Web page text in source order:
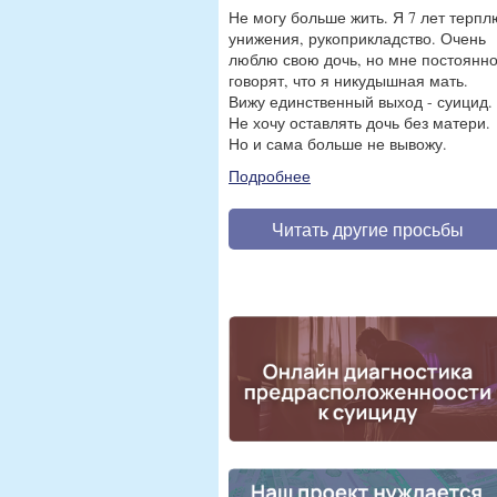
Не могу больше жить. Я 7 лет
унижения, рукоприкладство. Очень
люблю свою дочь, но мне постоянно
говорят, что я никудышная мать.
Вижу единственный выход - суицид.
Не хочу оставлять дочь без матери.
Но и сама больше не вывожу.
Подробнее
Читать другие просьбы